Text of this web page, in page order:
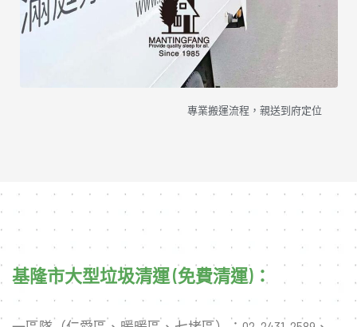
專業搬運流程，親送到府定位
基隆市大型垃圾清運 (免費清運)：